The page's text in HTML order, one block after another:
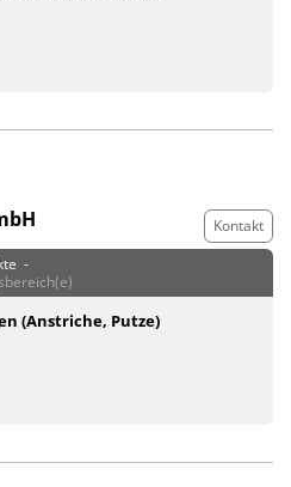
Kontakt
-
(Anstriche, Putze)